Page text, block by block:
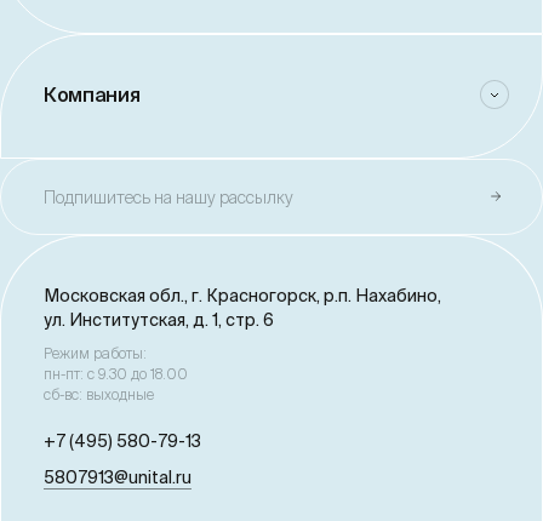
Компания
Подпишитесь на нашу рассылку
Московская обл., г. Красногорск, р.п. Нахабино,
ул. Институтская, д. 1, стр. 6
Режим работы:
пн-пт: с 9.30 до 18.00
сб-вс: выходные
+7 (495) 580-79-13
5807913@unital.ru